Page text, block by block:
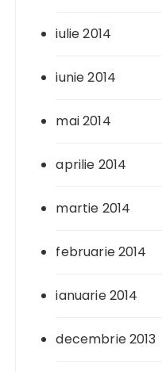
iulie 2014
iunie 2014
mai 2014
aprilie 2014
martie 2014
februarie 2014
ianuarie 2014
decembrie 2013